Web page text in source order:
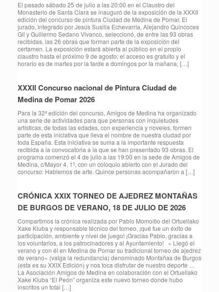
El pasado sábado 25 de julio a las 20:00 en el Claustro del
Monasterio de Santa Clara se inauguró de la exposición de la XXXII
edición del concurso de pintura Ciudad de Medina de Pomar. El
jurado, integrado por Jesús Susilla Echevarría, Alejandro Quincoces
Gil y Guillermo Sedano Vivanco, seleccionó, de entre las 93 obras
recibidas, las 26 obras que forman parte de la exposición del
certamen. La exposición estará abierta al público en el propio
claustro hasta el próximo 9 de agosto; el acceso es gratuito y el
horario es de martes por la tarde a domingos por la mañana, […]
XXXII Concurso nacional de Pintura Ciudad de
Medina de Pomar 2026
Para la 32ª edición del concurso, Amigos de Medina ha organizado
una serie de actividades para que personas con inquietudes
artísticas, de todas las edades, con experiencia y noveles, formen
parte de esta iniciativa que lleva el nombre de nuestra ciudad por
toda España. Esta iniciativa se suma a la importante respuesta
recibida a la convocatoria a la que se han presentado 93 obras. El
programa comenzó el 4 de julio a las 19:00 en la sede de Amigos de
Medina, c/Mayor 4, 1º, con un coloquio abierto con el Jurado del
concurso: Hablemos de arte. Quince personas acompañaron a […]
CRÓNICA XXIX TORNEO DE AJEDREZ MONTAÑAS
DE BURGOS DE VERANO, 18 DE JULIO DE 2026
Compartimos la crónica realizada por Pablo Momoitio del Ortuellako
Xake Kluba y responsable técnico del torneo, ¡qué fue un éxito de
participación, ambiente y nivel de juego! ¡Gracias Pablo, gracias a
los voluntarios, a los patrocinadores y al Ayuntamiento! » Llegó el
verano y con él en Medina de Pomar su tradicional torneo de ajedrez
de verano» (valga la redundancia) denominado Montañas de Burgos
(esta es su XXIX Edición) y nos toca disfrutar de nuestro deporte …
La Asociación Amigos de Medina en colaboración con el Ortuellako
Xake Kluba “El Peón” organiza este nuevo torneo donde hubo
inscritos un total […]